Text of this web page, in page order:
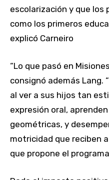
escolarización y que los
como los primeros
explicó Carneiro
“Lo que pasó en
consignó además Lang.
al ver a sus hijos tan
expresión oral,
geométricas, y
motricidad que reciben
que propone el